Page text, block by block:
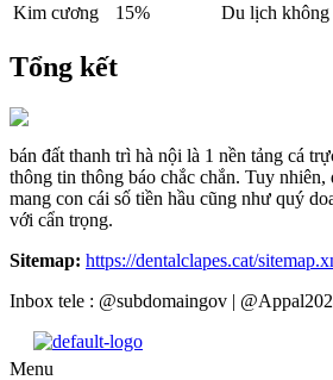
Kim cương
15% Du lịch không
Tổng kết
bán đất thanh trì hà nội là 1 nền tảng cá
thông tin thông báo chắc chắn. Tuy
mang con cái số tiền hầu cũng như quý
với cẩn trọng.
Sitemap: https://dentalclapes.cat/
Inbox tele : @subdomaingov |
Menu